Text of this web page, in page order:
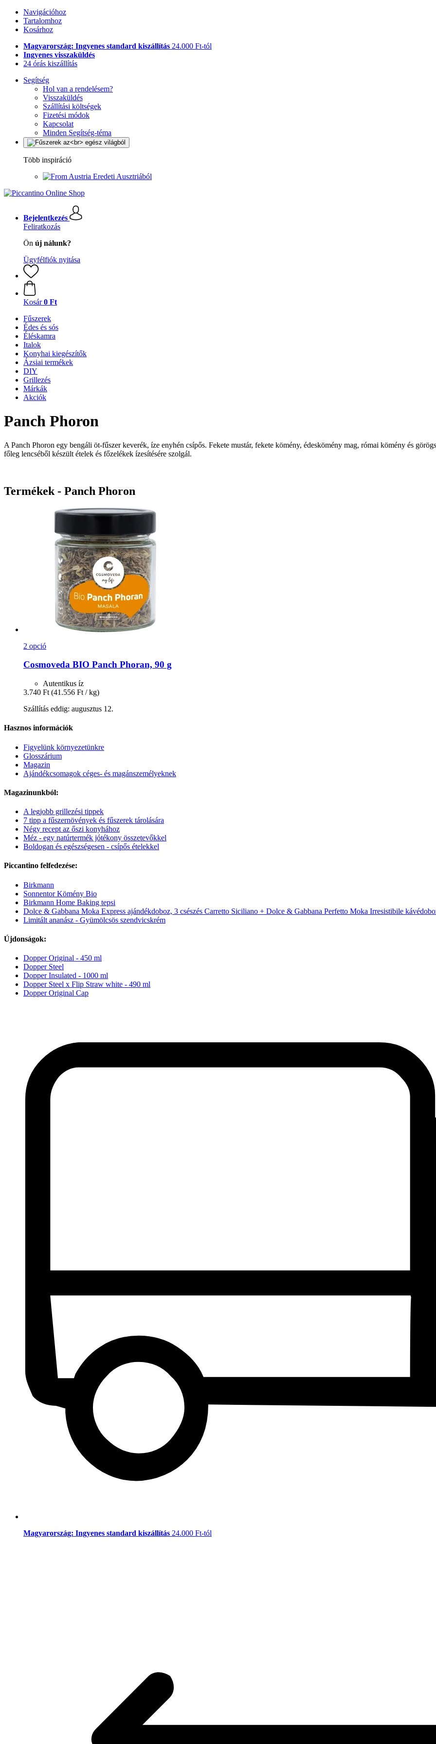
Navigációhoz
Tartalomhoz
Kosárhoz
Magyarország: Ingyenes standard kiszállítás 24.000 Ft-tól
Ingyenes visszaküldés
24 órás kiszállítás
Segítség
Hol van a rendelésem?
Visszaküldés
Szállítási költségek
Fizetési módok
Kapcsolat
Minden Segítség-téma
Több inspiráció
Eredeti Ausztriából
Bejelentkezés
Feliratkozás
Ön új nálunk?
Ügyfélfiók nyitása
Kosár 0 Ft
Fűszerek
Édes és sós
Éléskamra
Italok
Konyhai kiegészítők
Ázsiai termékek
DIY
Grillezés
Márkák
Akciók
Panch Phoron
A Panch Phoron egy bengáli öt-fűszer keverék, íze enyhén csípős. Fekete mustár, fekete kömény, édeskömény mag, római kömény és
főleg lencséből készült ételek és főzelékek ízesítésére szolgál.
Termékek - Panch Phoron
2 opció
Cosmoveda BIO Panch Phoran, 90 g
Autentikus íz
3.740 Ft (41.556 Ft / kg)
Szállítás eddig: augusztus 12.
Hasznos információk
Figyelünk környezetünkre
Glosszárium
Magazin
Ajándékcsomagok céges- és magánszemélyeknek
Magazinunkból:
A legjobb grillezési tippek
7 tipp a fűszernövények és fűszerek tárolására
Négy recept az őszi konyhához
Méz - egy natúrtermék jótékony összetevőkkel
Boldogan és egészségesen - csípős ételekkel
Piccantino felfedezése:
Birkmann
Sonnentor Kömény Bio
Birkmann Home Baking tepsi
Dolce & Gabbana Moka Express ajándékdoboz, 3 csészés Carretto Siciliano + Dolce & Gabbana Perfetto Moka Irresistibile
Limitált ananász - Gyümölcsös szendvicskrém
Újdonságok:
Dopper Original - 450 ml
Dopper Steel
Dopper Insulated - 1000 ml
Dopper Steel x Flip Straw white - 490 ml
Dopper Original Cap
Magyarország: Ingyenes standard kiszállítás 24.000 Ft-tól